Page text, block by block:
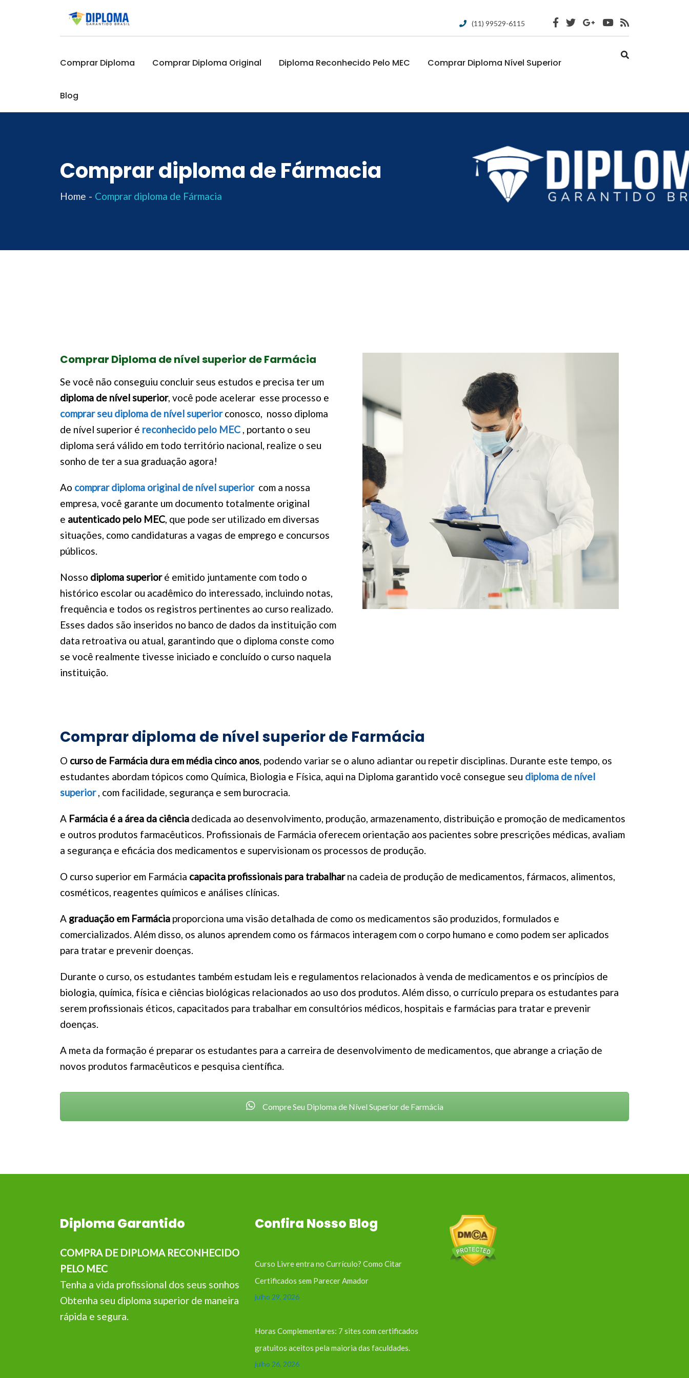
(11) 99529-6115
Comprar Diploma Comprar Diploma Original Diploma Reconhecido Pelo MEC Comprar Diploma Nível Superior
Blog
Comprar diploma de Fármacia
Home Comprar diploma de Fármacia
Comprar Diploma de nível superior de Farmácia
Se você não conseguiu concluir seus estudos e precisa ter um
diploma de nível superior, você pode acelerar esse processo e
comprar seu diploma de nível superiorconosco, nosso diploma
de nível superior é reconhecido pelo MEC, portanto o seu
diploma será válido em todo território nacional, realize o seu
sonho de ter a sua graduação agora!
Ao comprar diploma original de nível superior com a nossa
empresa, você garante um documento totalmente original
e autenticado pelo MEC, que pode ser utilizado em diversas
situações, como candidaturas a vagas de emprego e concursos
públicos.
Nosso diploma superioré emitido juntamente com todo o
histórico escolar ou acadêmico do interessado, incluindo notas,
frequência e todos os registros pertinentes ao curso realizado.
Esses dados são inseridos no banco de dados da instituição com
data retroativa ou atual, garantindo que o diploma conste como
se você realmente tivesse iniciado e concluído o curso naquela
instituição.
Comprar diploma de nível superior de Farmácia
O curso de Farmácia dura em média cinco anos, podendo variar se o aluno adiantar ou repetir disciplinas. Durante este tempo, os
estudantes abordam tópicos como Química, Biologia e Física, aqui na Diploma garantido você consegue seu diploma de nível
superior, com facilidade, segurança e sem burocracia.
A Farmácia é a área da ciência dedicada ao desenvolvimento, produção, armazenamento, distribuição e promoção de medicamentos
e outros produtos farmacêuticos. Profissionais de Farmácia oferecem orientação aos pacientes sobre prescrições médicas, avaliam
a segurança e eficácia dos medicamentos e supervisionam os processos de produção.
O curso superior em Farmácia capacita profissionais para trabalharna cadeia de produção de medicamentos, fármacos, alimentos,
cosméticos, reagentes químicos e análises clínicas.
A graduação em Farmácia proporciona uma visão detalhada de como os medicamentos são produzidos, formulados e
comercializados. Além disso, os alunos aprendem como os fármacos interagem com o corpo humano e como podem ser aplicados
para tratar e prevenir doenças.
Durante o curso, os estudantes também estudam leis e regulamentos relacionados à venda de medicamentos e os princípios de
biologia, química, física e ciências biológicas relacionados ao uso dos produtos. Além disso, o currículo prepara os estudantes para
serem profissionais éticos, capacitados para trabalhar em consultórios médicos, hospitais e farmácias para tratar e prevenir
doenças.
A meta da formação é preparar os estudantes para a carreira de desenvolvimento de medicamentos, que abrange a criação de
novos produtos farmacêuticos e pesquisa científica.
Compre Seu Diploma de Nível Superior de Farmácia
Diploma Garantido
COMPRA DE DIPLOMA RECONHECIDO
PELO MEC
Tenha a vida profissional dos seus sonhos
Obtenha seu diploma superior de maneira
rápida e segura.
Confira Nosso Blog
Curso Livre entra no Currículo? Como Citar
Certificados sem Parecer Amador
julho 29, 2026
Horas Complementares: 7 sites com certificados
gratuitos aceitos pela maioria das faculdades.
julho 26, 2026